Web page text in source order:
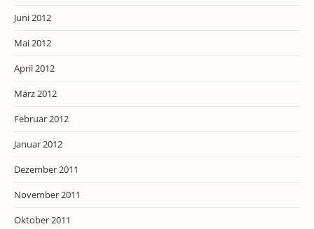
Juni 2012
Mai 2012
April 2012
März 2012
Februar 2012
Januar 2012
Dezember 2011
November 2011
Oktober 2011